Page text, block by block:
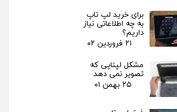
برای خرید لپ تاپ
به چه اطلاعاتی نیاز
داریم؟
۲۱ فروردین ۰۲
مشکل لپتاپی که
تصویر نمی دهد
۲۵ بهمن ۰۱